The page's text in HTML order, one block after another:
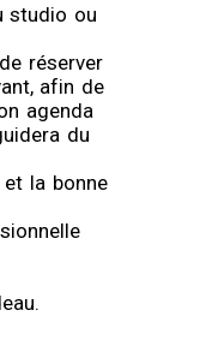
studio ou
réserver
afin de
agenda
du
la bonne